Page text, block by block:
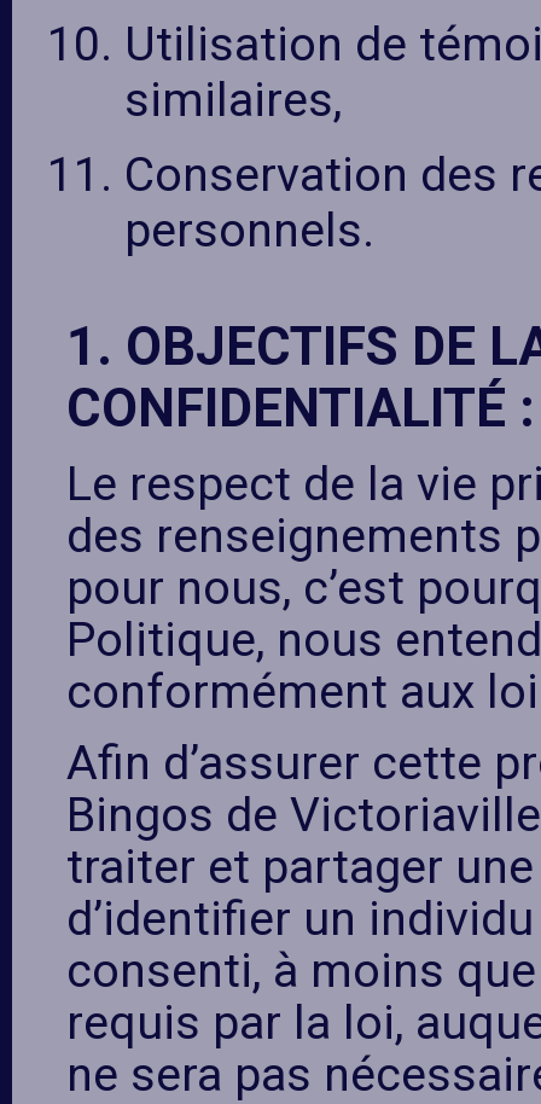
Utilisation de
similaires,
Conservation des
personnels.
1. OBJECTIFS DE
CONFIDENTIALITÉ :
Le respect de la vie
des renseignements
pour nous, c’est
Politique, nous
conformément aux
Afin d’assurer cette
Bingos de
traiter et partager
d’identifier un
consenti, à moins
requis par la loi,
ne sera pas